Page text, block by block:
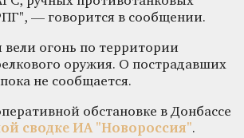
— говорится в сообщении.
вели огонь по территории
оружия. О пострадавших
не сообщается.
обстановке в Донбассе
сводке ИА "Новороссия".